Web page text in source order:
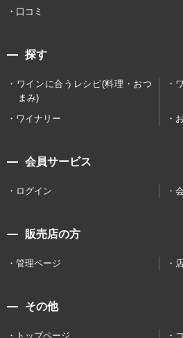
口コミ
探す
ワインに合うレシピ(料理・おつ
まみ)
ワイナリー
会員サービス
ログイン
販売店の方
管理ページ
その他
トップページ